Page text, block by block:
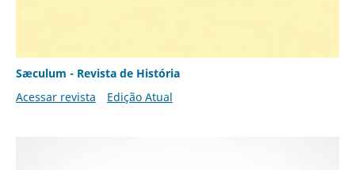
Sæculum - Revista de História
Acessar revista
Edição Atual